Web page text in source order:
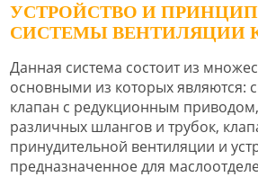
УСТРОЙСТВО И
СИСТЕМЫ ВЕНТИЛЯЦИИ
Данная система состоит из
основными из которых являются:
клапан с редукционным
различных шлангов и трубок,
принудительной вентиляции и
предназначенное для